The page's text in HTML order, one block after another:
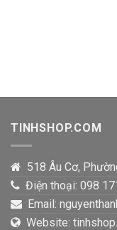
TINHSHOP.COM
518 Âu Cơ,
Điện thoại: 098
Email:
Website: